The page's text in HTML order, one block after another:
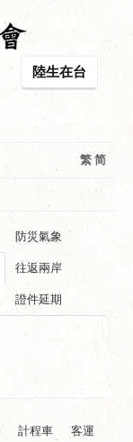
陸生在台
繁 简
防災氣象
往返兩岸
證件延期
計程車 客運